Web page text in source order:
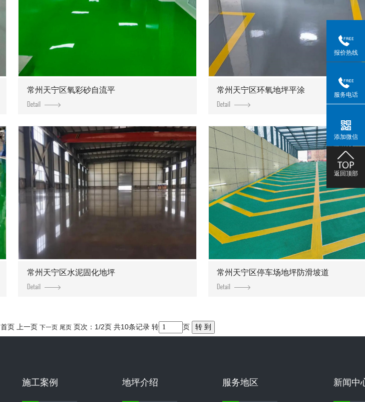
常州天宁区氧彩砂自流平 常州天宁区环氧地坪平涂
常州天宁区水泥固化地坪 常州天宁区停车场地坪防滑坡道
首页 上一页 下一页 尾页 页次：1/2页 共10条记录 转 页
施工案例 地坪介绍 服务地区 新闻中
报价热线
服务电话
添加微信
返回顶部